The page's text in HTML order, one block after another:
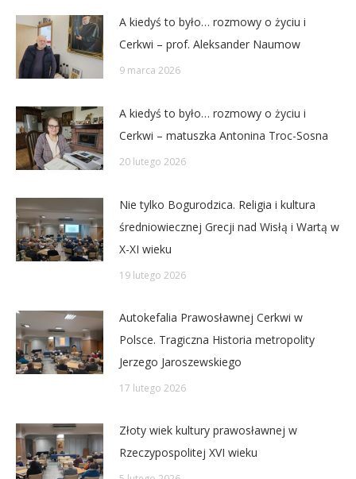
A kiedyś to było… rozmowy o życiu i
Cerkwi – prof. Aleksander Naumow
9 marca 2026
A kiedyś to było… rozmowy o życiu i
Cerkwi – matuszka Antonina Troc-Sosna
20 lutego 2026
Nie tylko Bogurodzica. Religia i kultura
średniowiecznej Grecji nad Wisłą i Wartą w
X-XI wieku
19 lutego 2026
Autokefalia Prawosławnej Cerkwi w
Polsce. Tragiczna Historia metropolity
Jerzego Jaroszewskiego
17 lutego 2026
Złoty wiek kultury prawosławnej w
Rzeczypospolitej XVI wieku